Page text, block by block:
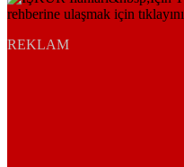
REKLAM